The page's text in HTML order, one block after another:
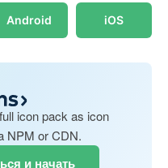
Android iOS
icon pack as icon
NPM or CDN.
и начать